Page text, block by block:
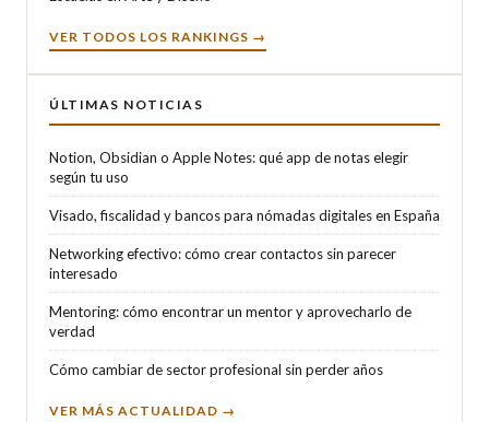
VER TODOS LOS RANKINGS →
ÚLTIMAS NOTICIAS
Notion, Obsidian o Apple Notes: qué app de notas elegir
según tu uso
Visado, fiscalidad y bancos para nómadas digitales en España
Networking efectivo: cómo crear contactos sin parecer
interesado
Mentoring: cómo encontrar un mentor y aprovecharlo de
verdad
Cómo cambiar de sector profesional sin perder años
VER MÁS ACTUALIDAD →